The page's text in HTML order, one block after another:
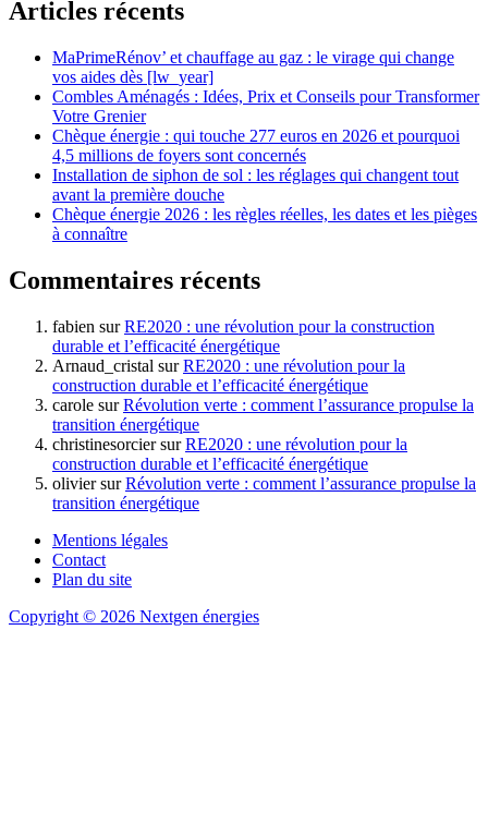
Articles récents
MaPrimeRénov’ et chauffage au gaz : le virage qui change
vos aides dès [lw_year]
Combles Aménagés : Idées, Prix et Conseils pour Transformer
Votre Grenier
Chèque énergie : qui touche 277 euros en 2026 et pourquoi
4,5 millions de foyers sont concernés
Installation de siphon de sol : les réglages qui changent tout
avant la première douche
Chèque énergie 2026 : les règles réelles, les dates et les pièges
à connaître
Commentaires récents
fabien surRE2020 : une révolution pour la construction
durable et l’efficacité énergétique
Arnaud_cristal surRE2020 : une révolution pour la
construction durable et l’efficacité énergétique
carole surRévolution verte : comment l’assurance propulse la
transition énergétique
christinesorciersurRE2020 : une révolution pour la
construction durable et l’efficacité énergétique
oliviersurRévolution verte : comment l’assurance propulse la
transition énergétique
Mentions légales
Contact
Plan du site
Copyright © 2026 Nextgen énergies